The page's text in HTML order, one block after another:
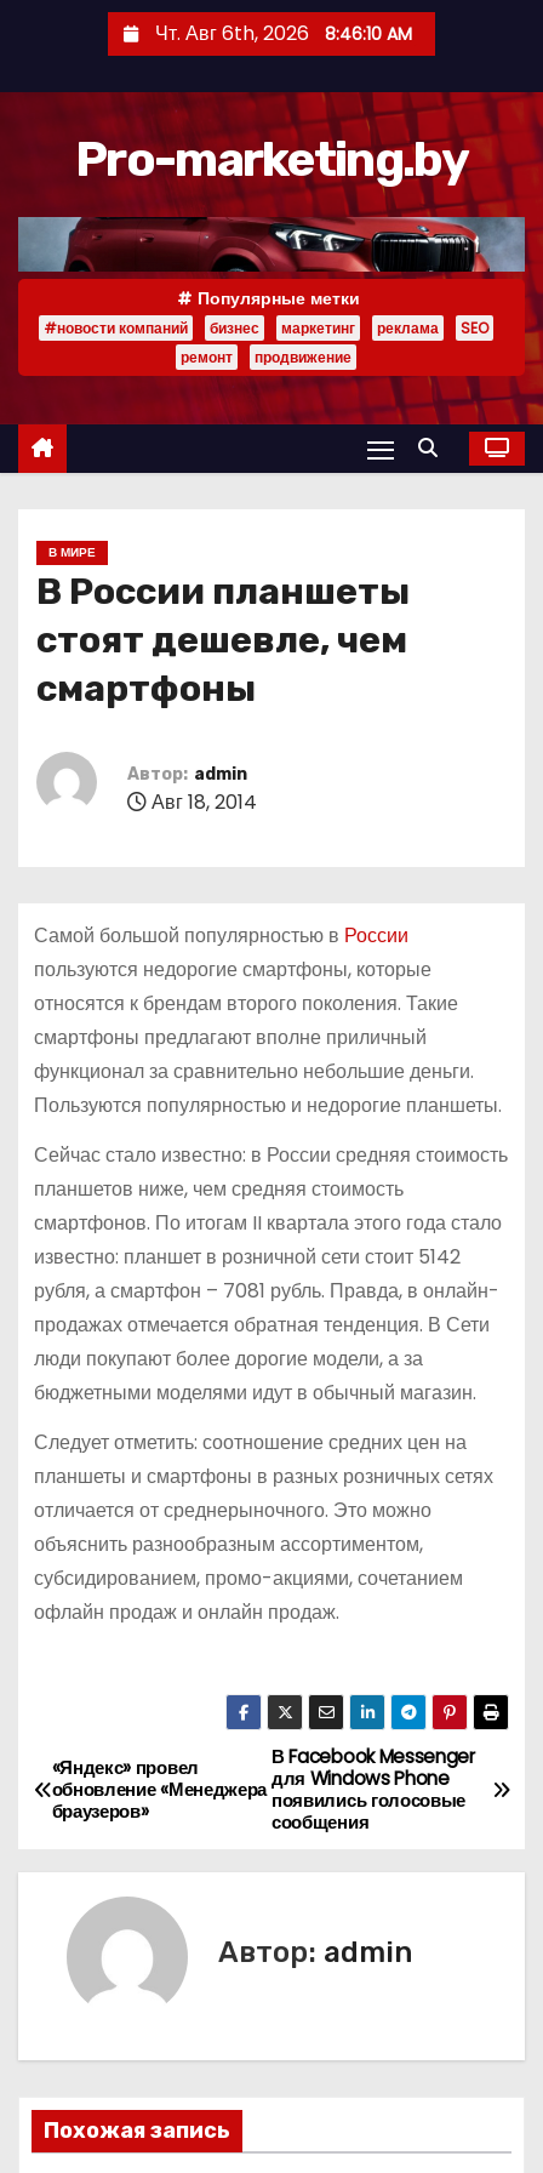
р
Чт. Авг 6th, 2026 8:46:11 AM
Pro-marketing.by
Популярные метки
#новости компаний бизнес маркетинг реклама
SEO
ремонт
продвижение
В МИРЕ
В России планшеты
стоят дешевле, чем
смартфоны
Автор: admin
Авг 18, 2014
Самой большой популярностью в России
пользуются недорогие смартфоны, которые
относятся к брендам второго поколения. Такие
смартфоны предлагают вполне приличный
функционал за сравнительно небольшие деньги.
Пользуются популярностью и недорогие планшеты.
Сейчас стало известно: в России средняя стоимость
планшетов ниже, чем средняя стоимость
смартфонов. По итогам II квартала этого года стало
известно: планшет в розничной сети стоит 5142
рубля, а смартфон – 7081 рубль. Правда, в онлайн-
продажах отмечается обратная тенденция. В Сети
люди покупают более дорогие модели, а за
бюджетными моделями идут в обычный магазин.
Следует отметить: соотношение средних цен на
планшеты и смартфоны в разных розничных сетях
отличается от среднерыночного. Это можно
объяснить разнообразным ассортиментом,
субсидированием, промо-акциями, сочетанием
офлайн продаж и онлайн продаж.
Н
а
в
ц
и
В Facebook Messenger
для Windows Phone
появились голосовые
сообщения
«Яндекс» провел
обновление «Менеджера
браузеров»
Автор: admin
Похожая запись